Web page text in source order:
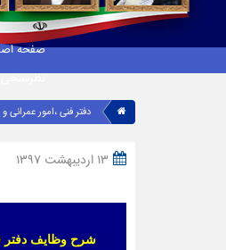
صفحه
دفتر فنی ،امور
13 اردیبهشت 1397
شرح وظایف دفتر